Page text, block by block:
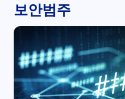
보안범주